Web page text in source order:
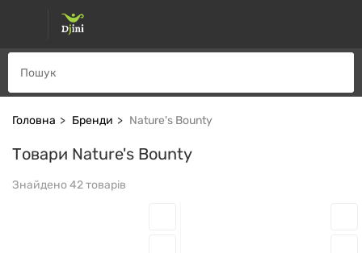
Головна Бренди Nature's Bounty
Товари Nature's Bounty
Знайдено 42 товарів